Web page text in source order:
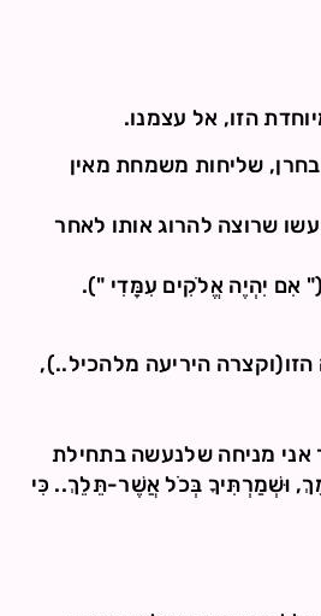
הזו, אל עצמנו.
שליחות משמחת מאין
שרוצה להרוג אותו לאחר
אִם יִהְיֶה אֱלֹקִים עִמָּדִי ").
היריעה מלהכיל..),
אני מניחה שלנעשה בתחילת
וּשְׁמַרְתִּיךָ בְּכֹל אֲשֶׁר-תֵּלֵךְ.. כִּי